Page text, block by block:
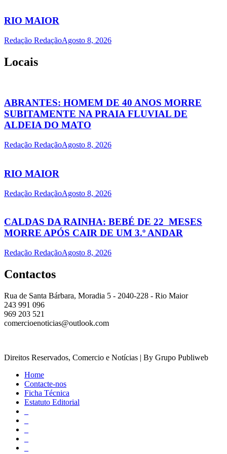
RIO MAIOR
Redação RedaçãoAgosto 8, 2026
Locais
ABRANTES: HOMEM DE 40 ANOS MORRE
SUBITAMENTE NA PRAIA FLUVIAL DE
ALDEIA DO MATO
Redação RedaçãoAgosto 8, 2026
RIO MAIOR
Redação RedaçãoAgosto 8, 2026
CALDAS DA RAINHA: BEBÉ DE 22 MESES
MORRE APÓS CAIR DE UM 3.º ANDAR
Redação RedaçãoAgosto 8, 2026
Contactos
Rua de Santa Bárbara, Moradia 5 - 2040-228 - Rio Maior
243 991 096
969 203 521
comercioenoticias@outlook.com
Direitos Reservados, Comercio e Notícias | By Grupo Publiweb
Home
Contacte-nos
Ficha Técnica
Estatuto Editorial